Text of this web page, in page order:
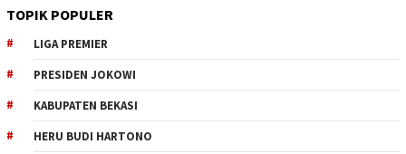
TOPIK POPULER
LIGA PREMIER
PRESIDEN JOKOWI
KABUPATEN BEKASI
HERU BUDI HARTONO